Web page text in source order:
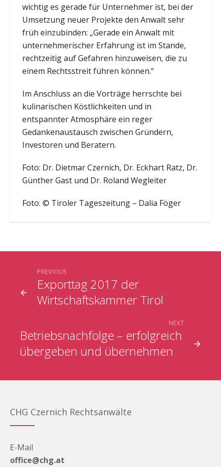
wichtig es gerade für Unternehmer ist, bei der
Umsetzung neuer Projekte den Anwalt sehr
früh einzubinden: „Gerade ein Anwalt mit
unternehmerischer Erfahrung ist im Stande,
rechtzeitig auf Gefahren hinzuweisen, die zu
einem Rechtsstreit führen können.“
Im Anschluss an die Vorträge herrschte bei
kulinarischen Köstlichkeiten und in
entspannter Atmosphäre ein reger
Gedankenaustausch zwischen Gründern,
Investoren und Beratern.
Foto: Dr. Dietmar Czernich, Dr. Eckhart Ratz, Dr.
Günther Gast und Dr. Roland Wegleiter
Foto: © Tiroler Tageszeitung – Dalia Föger
Exporttag 2017 der
Wirtschaftskammer Tirol
PREVIOUS
Betriebsnachfolge – erfolgreich
übergeben und übernehmen
NEXT
CHG Czernich Rechtsanwälte
E-Mail
office@chg.at